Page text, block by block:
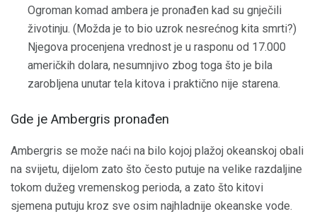
Ogroman komad ambera je pronađen kad su gnječili
životinju. (Možda je to bio uzrok nesrećnog kita smrti?)
Njegova procenjena vrednost je u rasponu od 17.000
američkih dolara, nesumnjivo zbog toga što je bila
zarobljena unutar tela kitova i praktično nije starena.
Gde je Ambergris pronađen
Ambergris se može naći na bilo kojoj plažoj okeanskoj obali
na svijetu, dijelom zato što često putuje na velike razdaljine
tokom dužeg vremenskog perioda, a zato što kitovi
sjemena putuju kroz sve osim najhladnije okeanske vode.